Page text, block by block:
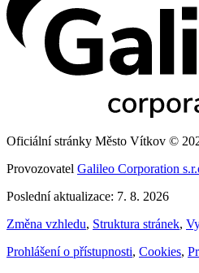
Oficiální stránky Město Vítkov ©
Provozovatel Galileo Corporation
Poslední aktualizace: 7. 8. 2026
Změna vzhledu, Struktura stránek,
Prohlášení o přístupnosti, Cookies,